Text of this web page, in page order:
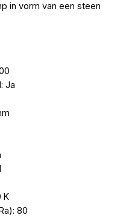
in vorm van een steen
Ja
K
80